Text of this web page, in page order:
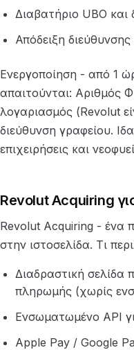
Διαβατήριο UBO και
Απόδειξη διεύθυνσης
Ενεργοποίηση - από 1
απαιτούνται: Αριθμός
λογαριασμός (Revolut
διεύθυνση γραφείου.
επιχειρήσεις και
Revolut Acquiring
Revolut Acquiring - ένα
στην ιστοσελίδα. Τι
Διαδραστική σελίδα
πληρωμής (χωρίς
Ενσωματωμένο API
Apple Pay / Google